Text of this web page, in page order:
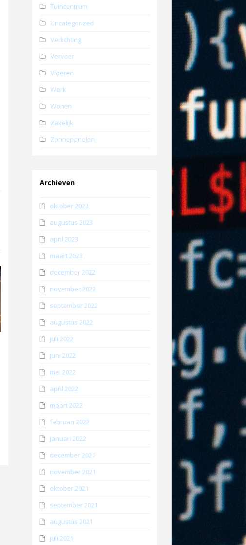
Tuincentrum
Uncategorized
Verlichting
Vervoer
Vloeren
Werk
Wonen
Zakelijk
Zonnepanelen
Archieven
oktober 2023
augustus 2023
april 2023
maart 2023
december 2022
november 2022
september 2022
augustus 2022
juli 2022
juni 2022
mei 2022
april 2022
maart 2022
februari 2022
januari 2022
december 2021
november 2021
oktober 2021
september 2021
augustus 2021
juli 2021